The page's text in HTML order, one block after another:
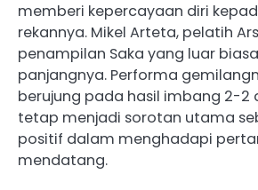
memberi kepercayaan diri
rekannya. Mikel Arteta, pelatih
penampilan Saka yang luar
panjangnya. Performa
berujung pada hasil imbang 2-2
tetap menjadi sorotan utama
positif dalam menghadapi
mendatang.